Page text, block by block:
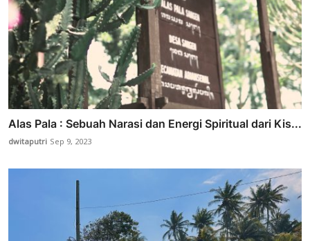
Alas Pala : Sebuah Narasi dan Energi Spiritual dari Kis...
dwitaputri Sep 9, 2023